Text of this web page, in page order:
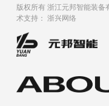
版权所有 浙江元邦智能装备
术支持： 浙兴网络